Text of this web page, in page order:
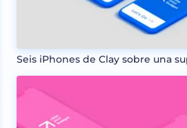
Seis iPhones de Clay sobre una